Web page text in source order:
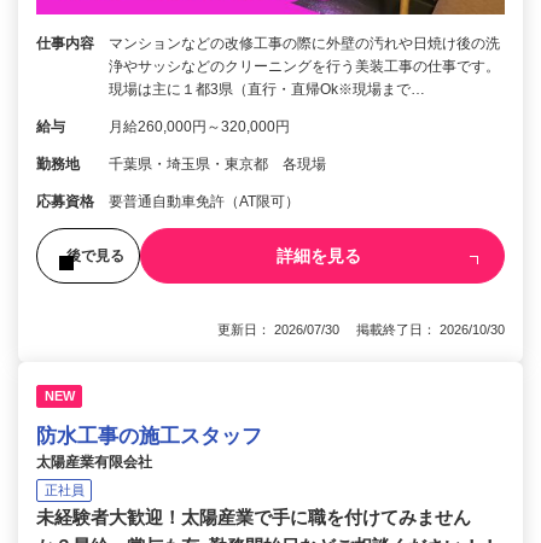
仕事内容
マンションなどの改修工事の際に外壁の汚れや日焼け後の洗
浄やサッシなどのクリーニングを行う美装工事の仕事です。
現場は主に１都3県（直行・直帰Ok※現場まで…
給与 月給260,000円～320,000円
勤務地 千葉県・埼玉県・東京都 各現場
応募資格 要普通自動車免許（AT限可）
後で見る 詳細を見る
更新日： 2026/07/30 掲載終了日： 2026/10/30
NEW
防水工事の施工スタッフ
太陽産業有限会社
正社員
未経験者大歓迎！太陽産業で手に職を付けてみません